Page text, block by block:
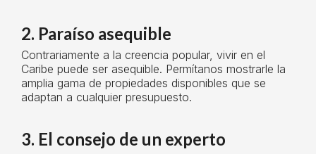
2. Paraíso asequible
Contrariamente a la creencia popular, vivir en el
Caribe puede ser asequible. Permítanos mostrarle la
amplia gama de propiedades disponibles que se
adaptan a cualquier presupuesto.
3. El consejo de un experto